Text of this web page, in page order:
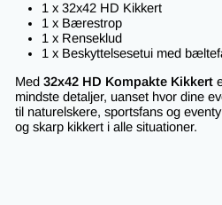
1 x 32x42 HD Kikkert
1 x Bærestrop
1 x Renseklud
1 x Beskyttelsesetui med
Med 32x42 HD Kompakte Kikkert
mindste detaljer, uanset hvor dine
til naturelskere, sportsfans og
og skarp kikkert i alle situationer.